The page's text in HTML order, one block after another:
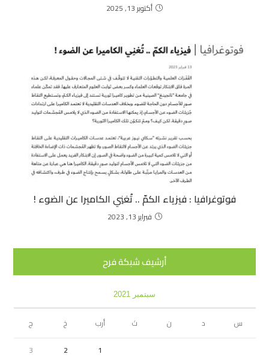
أكتوبر 13, 2025
فوتوغرافيا :فيزياء الكمّ .. تُغنِي الكاميرا عن الضوء !
فبراير 13, 2023
أرشيف شبكة فرح
سبتمبر 2021
س د ن ث أرب خ
ج
1
2
3